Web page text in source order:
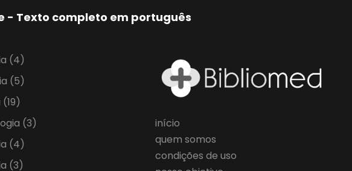
- Texto completo em português
(4)
(5)
(19)
(3)
(4)
(3)
início
quem somos
condições de uso